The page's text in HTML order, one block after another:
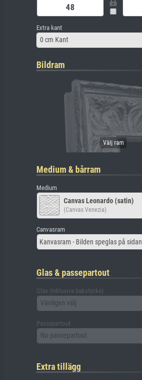
Extra kant
0 cm Kant
Bildram
Medium & bårram
Medium
Canvas Leonardo (satin)
(Canvas Venezia)
Canvasram
Kanvasram - Bilden speglas på sidan
Glas & passepartout
Glas (inklusive bakstycke)
Vänligen välj
Passepartout
No passepartout
Extra tillägg